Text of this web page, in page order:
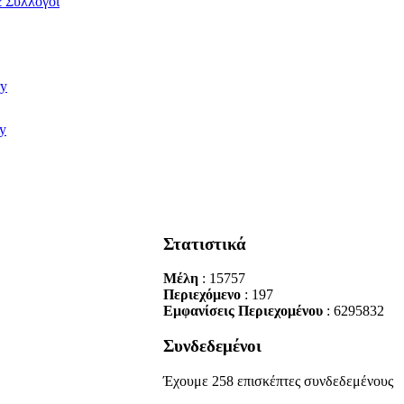
Στατιστικά
Μέλη : 15757
Περιεχόμενο : 197
Εμφανίσεις Περιεχομένου : 6295832
Συνδεδεμένοι
Έχουμε 258 επισκέπτες συνδεδεμένους